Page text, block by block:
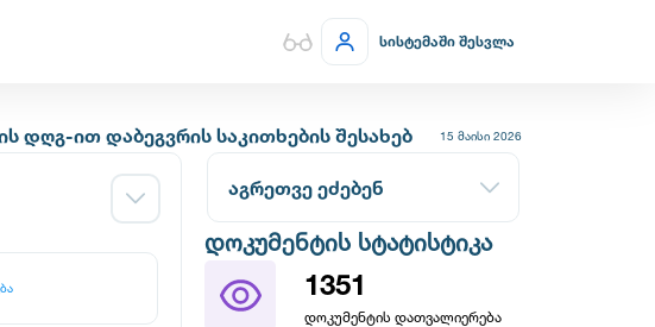
სისტემაში შესვლა
ით დაბეგვრის საკითხების შესახებ 15 მაისი 2026
აგრეთვე ეძებენ
დოკუმენტის სტატისტიკა
1351
დოკუმენტის დათვალიერება